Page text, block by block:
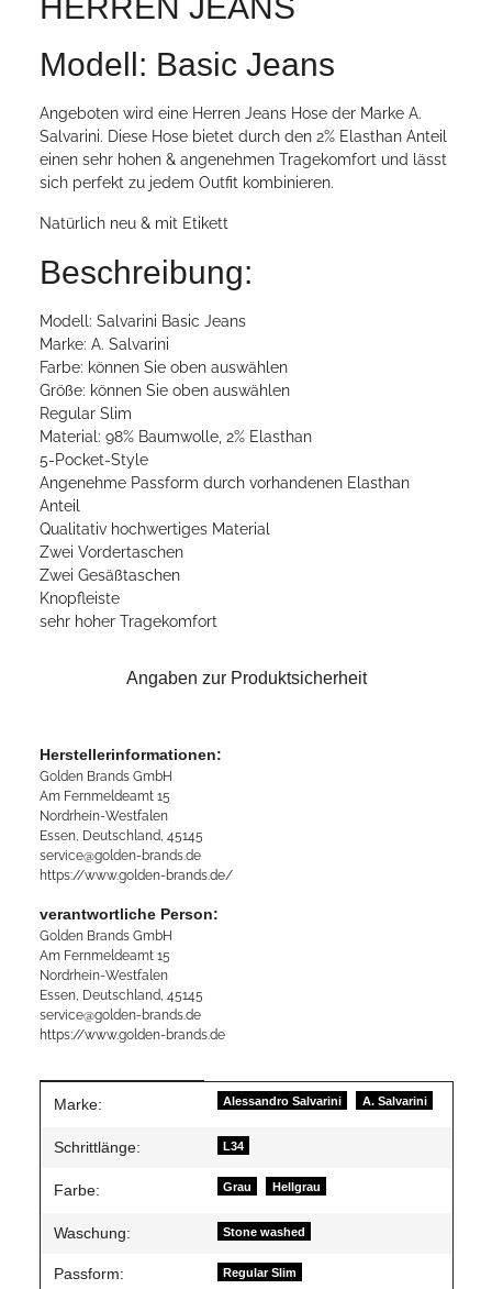
Modell: Basic Jeans
Angeboten wird eine Herren Jeans Hose der Marke A.
Salvarini. Diese Hose bietet durch den 2% Elasthan Anteil
einen sehr hohen & angenehmen Tragekomfort und lässt
sich perfekt zu jedem Outfit kombinieren.
Natürlich neu & mit Etikett
Beschreibung:
Modell: Salvarini Basic Jeans
Marke: A. Salvarini
Farbe: können Sie oben auswählen
Größe: können Sie oben auswählen
Regular Slim
Material: 98% Baumwolle, 2% Elasthan
5-Pocket-Style
Angenehme Passform durch vorhandenen Elasthan
Anteil
Qualitativ hochwertiges Material
Zwei Vordertaschen
Zwei Gesäßtaschen
Knopfleiste
sehr hoher Tragekomfort
Angaben zur Produktsicherheit
Herstellerinformationen:
Golden Brands GmbH
Am Fernmeldeamt 15
Nordrhein-Westfalen
Essen, Deutschland, 45145
service@golden-brands.de
https://www.golden-brands.de/
verantwortliche Person:
Golden Brands GmbH
Am Fernmeldeamt 15
Nordrhein-Westfalen
Essen, Deutschland, 45145
service@golden-brands.de
https://www.golden-brands.de
Produkteigenschaft
Wert
Marke: Alessandro Salvarini A. Salvarini
Schrittlänge: L34
Farbe: Grau Hellgrau
Waschung: Stone washed
Passform: Regular Slim